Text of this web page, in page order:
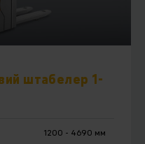
штабелер 1-
1200 - 4690 мм